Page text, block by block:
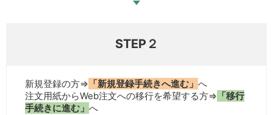
STEP２
新規登録の方⇒ 「新規登録手続きへ進む」 へ
注文用紙からWeb注文への移行を希望する方⇒ 「移行
手続きに進む」 へ